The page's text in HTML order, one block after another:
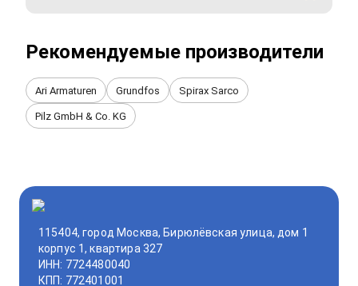
Рекомендуемые производители
Ari Armaturen Grundfos Spirax Sarco
Pilz GmbH & Co. KG
115404, город Москва, Бирюлёвская улица, дом 1
корпус 1, квартира 327
ИНН: 7724480040
КПП: 772401001